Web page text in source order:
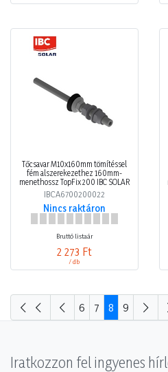
Tőcsavar M10x160mm tömítéssel
fém alszerekezethez 160mm-
menethossz TopFix 200 IBC SOLAR
IBCA6700200022
Nincs raktáron
Bruttó listaár
2 273 Ft
/ db
6 7 8 9
Iratkozzon fel ingyenes